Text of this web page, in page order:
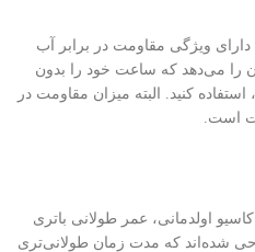
دارای ویژگی مقاومت در برابر آب
را می‌دهد که ساعت خود را بدون
کنید. البته میزان مقاومت در
است.
اولدمانی، عمر طولانی باتری
شده‌اند که مدت زمان طولانی‌تری